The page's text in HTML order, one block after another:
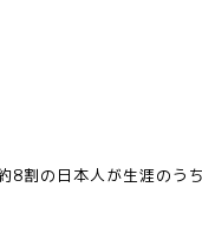
割の日本人が生涯のう